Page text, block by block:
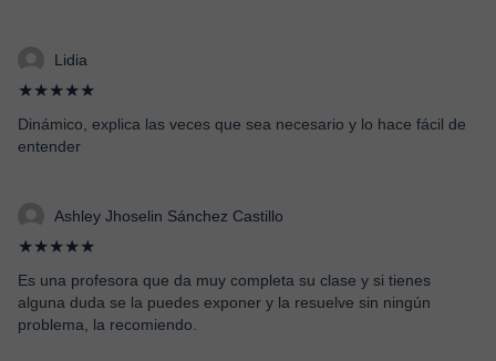
Lidia
★★★★★
Dinámico, explica las veces que sea necesario y lo hace fácil de
entender
Ashley Jhoselin Sánchez Castillo
★★★★★
Es una profesora que da muy completa su clase y si tienes
alguna duda se la puedes exponer y la resuelve sin ningún
problema, la recomiendo.